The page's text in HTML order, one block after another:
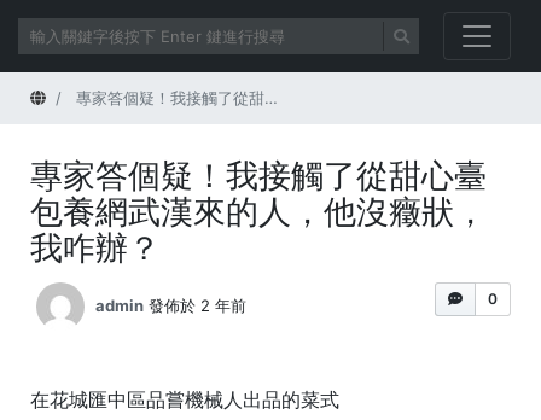
首頁 專家答個疑！我接觸了從甜心臺包養網武漢來的人，他沒癥狀，我咋辦？
專家答個疑！我接觸了從甜心臺
包養網武漢來的人，他沒癥狀，
我咋辦？
0
admin 發佈於 2 年前
在花城匯中區品嘗機械人出品的菜式